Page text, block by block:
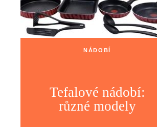
NÁDOBÍ
Tefalové nádobí:
různé modely